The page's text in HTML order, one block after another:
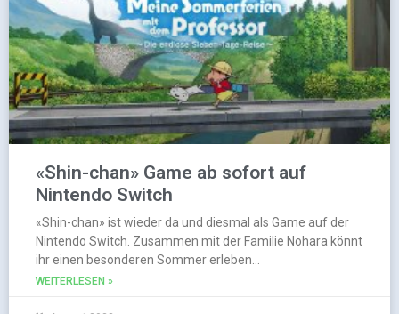
«Shin-chan» Game ab sofort auf
Nintendo Switch
«Shin-chan» ist wieder da und diesmal als Game auf der
Nintendo Switch. Zusammen mit der Familie Nohara könnt
ihr einen besonderen Sommer erleben…
WEITERLESEN »